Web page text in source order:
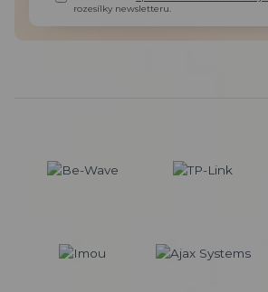
rozesílky newsletteru.